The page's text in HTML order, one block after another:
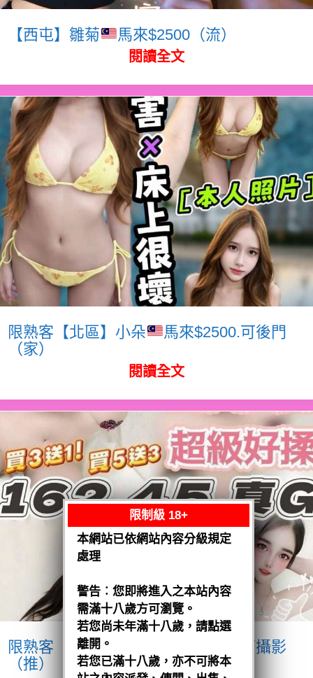
【西屯】雛菊 馬來$2500（流）
閱讀全文
限熟客【北區】小朵
馬來$2500.可後門
（家）
閱讀全文
限熟客【沙鹿】優格
越南$3200.可攝影
（推）
限制級 18+
本網站已依網站內容分級規定
處理
警告︰您即將進入之本站內容
需滿十八歲方可瀏覽。
若您尚未年滿十八歲，請點選
離開。
若您已滿十八歲，亦不可將本